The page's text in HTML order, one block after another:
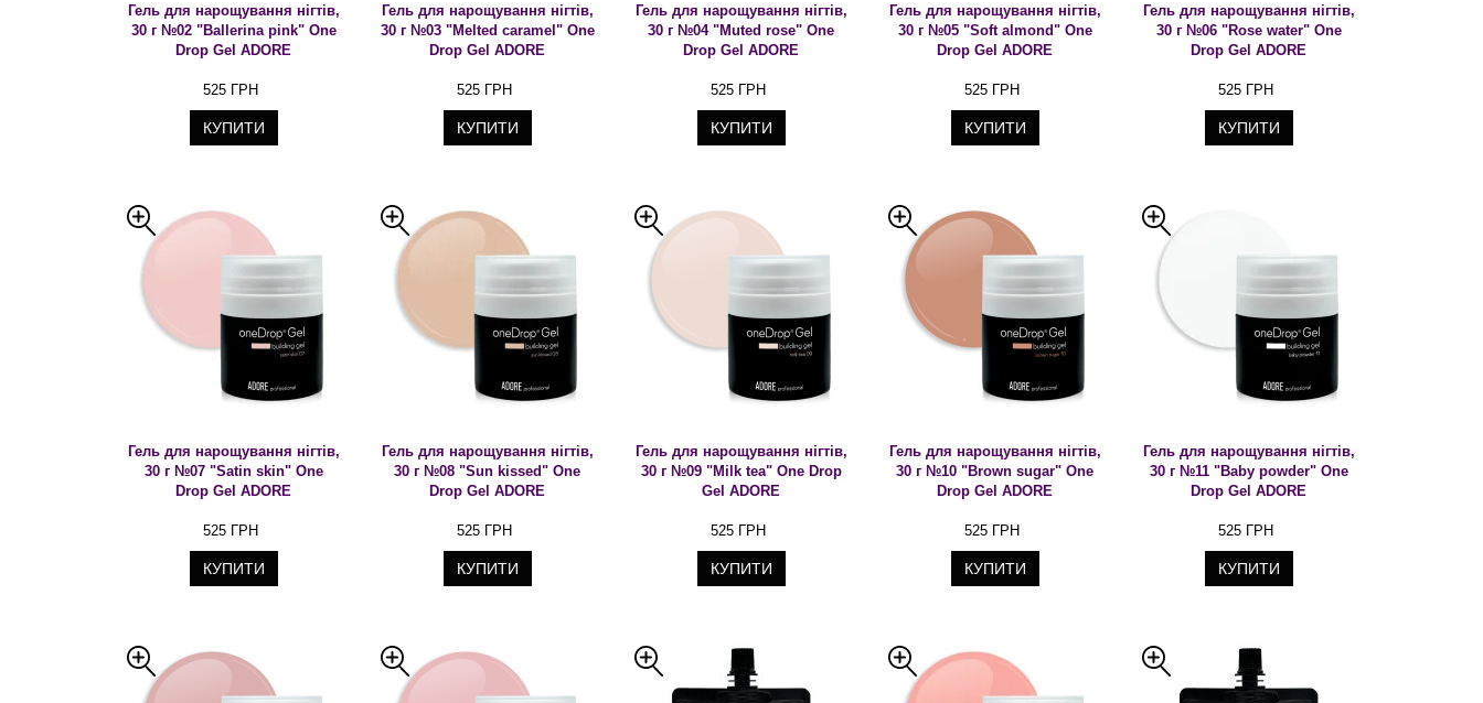
Гель для нарощування нігтів,
30 г №02 "Ballerina pink" One
Drop Gel ADORE
525 ГРН
КУПИТИ
Гель для нарощування нігтів,
30 г №03 "Melted caramel" One
Drop Gel ADORE
525 ГРН
КУПИТИ
Гель для нарощування нігтів,
30 г №04 "Muted rose" One
Drop Gel ADORE
525 ГРН
КУПИТИ
Гель для нарощування нігтів,
30 г №05 "Soft almond" One
Drop Gel ADORE
525 ГРН
КУПИТИ
Гель для нарощування нігтів,
30 г №06 "Rose water" One
Drop Gel ADORE
525 ГРН
КУПИТИ
Гель для нарощування нігтів,
30 г №07 "Satin skin" One
Drop Gel ADORE
525 ГРН
КУПИТИ
Гель для нарощування нігтів,
30 г №08 "Sun kissed" One
Drop Gel ADORE
525 ГРН
КУПИТИ
Гель для нарощування нігтів,
30 г №09 "Milk tea" One Drop
Gel ADORE
525 ГРН
КУПИТИ
Гель для нарощування нігтів,
30 г №10 "Brown sugar" One
Drop Gel ADORE
525 ГРН
КУПИТИ
Гель для нарощування нігтів,
30 г №11 "Baby powder" One
Drop Gel ADORE
525 ГРН
КУПИТИ